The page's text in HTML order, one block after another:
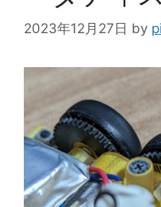
2023年12月27日 by